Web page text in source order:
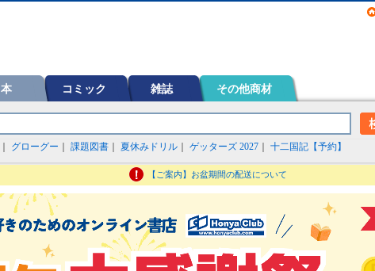
本 コミック 雑誌 その他商材
グローグー 課題図書 夏休みドリル ゲッターズ 2027 十二国記【予約】
【ご案内】お盆期間の配送について